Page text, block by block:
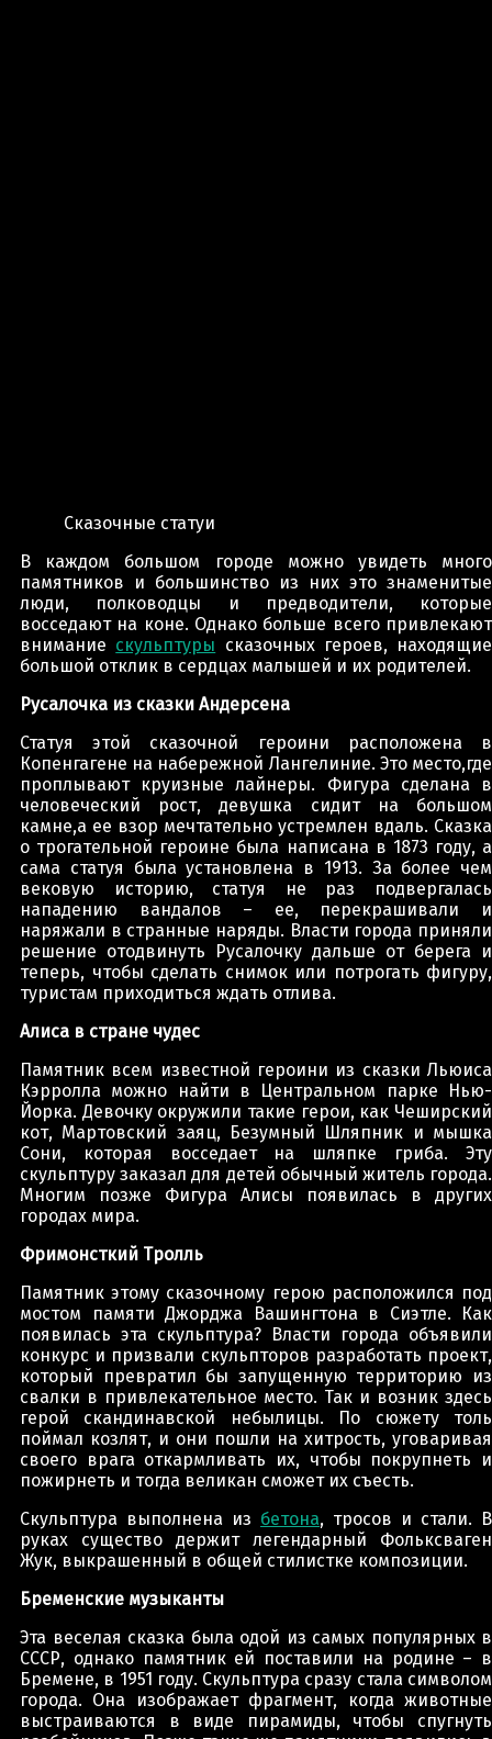
Сказочные статуи
В каждом большом городе можно увидеть много
памятников и большинство из них это знаменитые
люди, полководцы и предводители, которые
восседают на коне. Однако больше всего привлекают
внимание скульптуры сказочных героев, находящие
большой отклик в сердцах малышей и их родителей.
Русалочка из сказки Андерсена
Статуя этой сказочной героини расположена в
Копенгагене на набережной Лангелиние. Это место,где
проплывают круизные лайнеры. Фигура сделана в
человеческий рост, девушка сидит на большом
камне,а ее взор мечтательно устремлен вдаль. Сказка
о трогательной героине была написана в 1873 году, а
сама статуя была установлена в 1913. За более чем
вековую историю, статуя не раз подвергалась
нападению вандалов – ее, перекрашивали и
наряжали в странные наряды. Власти города приняли
решение отодвинуть Русалочку дальше от берега и
теперь, чтобы сделать снимок или потрогать фигуру,
туристам приходиться ждать отлива.
Алиса в стране чудес
Памятник всем известной героини из сказки Льюиса
Кэрролла можно найти в Центральном парке Нью-
Йорка. Девочку окружили такие герои, как Чеширский
кот, Мартовский заяц, Безумный Шляпник и мышка
Сони, которая восседает на шляпке гриба. Эту
скульптуру заказал для детей обычный житель города.
Многим позже Фигура Алисы появилась в других
городах мира.
Фримонсткий Тролль
Памятник этому сказочному герою расположился под
мостом памяти Джорджа Вашингтона в Сиэтле. Как
появилась эта скульптура? Власти города объявили
конкурс и призвали скульпторов разработать проект,
который превратил бы запущенную территорию из
свалки в привлекательное место. Так и возник здесь
герой скандинавской небылицы. По сюжету толь
поймал козлят, и они пошли на хитрость, уговаривая
своего врага откармливать их, чтобы покрупнеть и
пожирнеть и тогда великан сможет их съесть.
Скульптура выполнена из бетона, тросов и стали. В
руках существо держит легендарный Фольксваген
Жук, выкрашенный в общей стилистке композиции.
Бременские музыканты
Эта веселая сказка была одой из самых популярных в
СССР, однако памятник ей поставили на родине – в
Бремене, в 1951 году. Скульптура сразу стала символом
города. Она изображает фрагмент, когда животные
выстраиваются в виде пирамиды, чтобы спугнуть